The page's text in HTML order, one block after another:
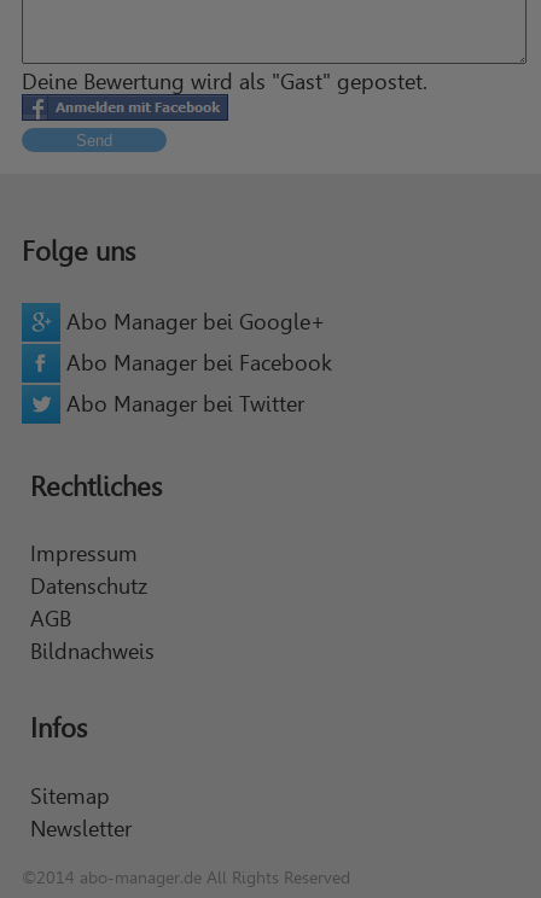
Deine Bewertung wird als "Gast" gepostet.
Send
Folge uns
Abo Manager bei Google+
Abo Manager bei Facebook
Abo Manager bei Twitter
Rechtliches
Impressum
Datenschutz
AGB
Bildnachweis
Infos
Sitemap
Newsletter
©2014 abo-manager.de All Rights Reserved